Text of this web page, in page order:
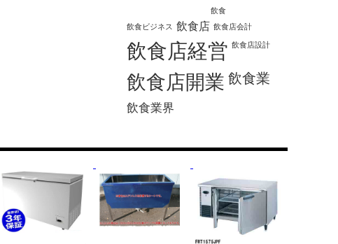
飲食
飲食ビジネス 飲食店 飲食店会計
飲食店経営 飲食店設計
飲食店開業 飲食業
飲食業界